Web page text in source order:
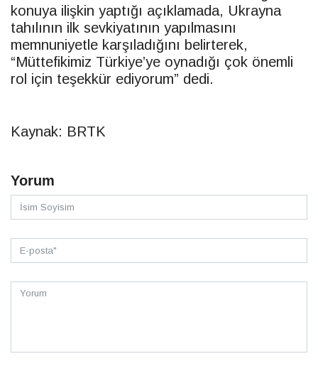
konuya ilişkin yaptığı açıklamada, Ukrayna
tahılının ilk sevkiyatının yapılmasını
memnuniyetle karşıladığını belirterek,
“Müttefikimiz Türkiye’ye oynadığı çok önemli
rol için teşekkür ediyorum” dedi.
Kaynak: BRTK
Yorum